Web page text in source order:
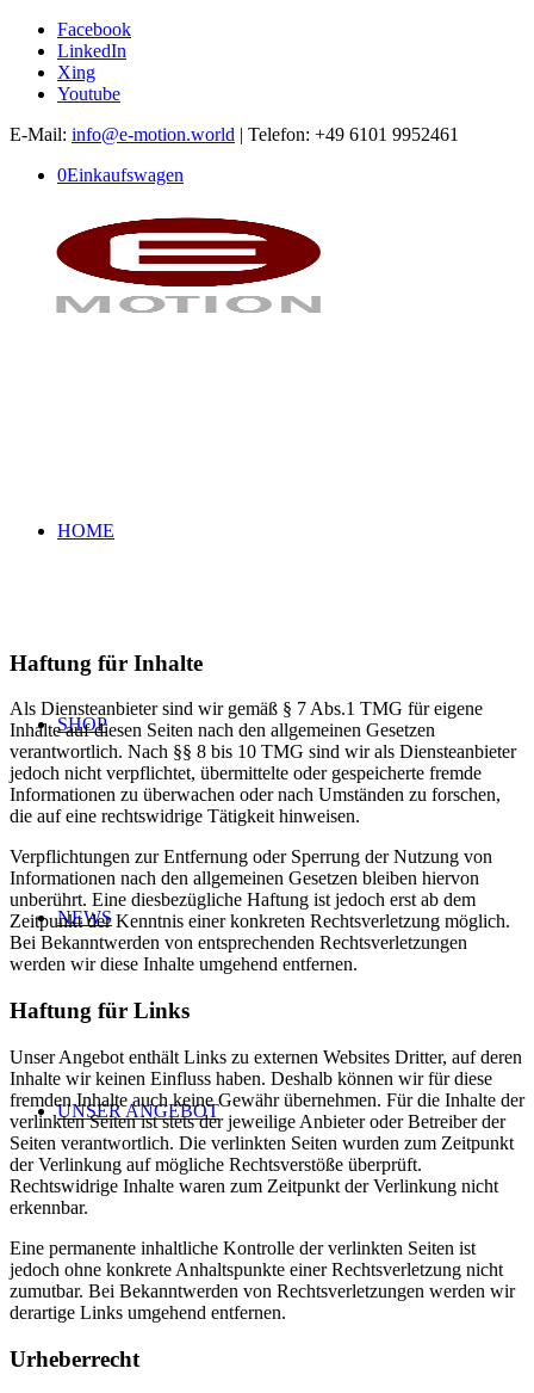
Facebook
LinkedIn
Xing
Youtube
E-Mail: info@e-motion.world | Telefon: +49 6101 9952461
0Einkaufswagen
HOME
SHOP
NEWS
UNSER ANGEBOT
Haftung für Inhalte
Als Diensteanbieter sind wir gemäß § 7 Abs.1 TMG für eigene
Inhalte auf diesen Seiten nach den allgemeinen Gesetzen
verantwortlich. Nach §§ 8 bis 10 TMG sind wir als Diensteanbieter
jedoch nicht verpflichtet, übermittelte oder gespeicherte fremde
Informationen zu überwachen oder nach Umständen zu forschen,
die auf eine rechtswidrige Tätigkeit hinweisen.
Verpflichtungen zur Entfernung oder Sperrung der Nutzung von
Informationen nach den allgemeinen Gesetzen bleiben hiervon
unberührt. Eine diesbezügliche Haftung ist jedoch erst ab dem
Zeitpunkt der Kenntnis einer konkreten Rechtsverletzung möglich.
Bei Bekanntwerden von entsprechenden Rechtsverletzungen
werden wir diese Inhalte umgehend entfernen.
Haftung für Links
Unser Angebot enthält Links zu externen Websites Dritter, auf deren
Inhalte wir keinen Einfluss haben. Deshalb können wir für diese
fremden Inhalte auch keine Gewähr übernehmen. Für die Inhalte der
verlinkten Seiten ist stets der jeweilige Anbieter oder Betreiber der
Seiten verantwortlich. Die verlinkten Seiten wurden zum Zeitpunkt
der Verlinkung auf mögliche Rechtsverstöße überprüft.
Rechtswidrige Inhalte waren zum Zeitpunkt der Verlinkung nicht
erkennbar.
Eine permanente inhaltliche Kontrolle der verlinkten Seiten ist
jedoch ohne konkrete Anhaltspunkte einer Rechtsverletzung nicht
zumutbar. Bei Bekanntwerden von Rechtsverletzungen werden wir
derartige Links umgehend entfernen.
Urheberrecht